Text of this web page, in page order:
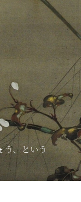
う、という